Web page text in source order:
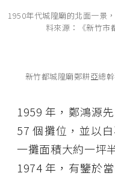
1950年代城隍廟的北面一景
料來源：《新竹市
新竹都城隍廟鄭耕亞總
1959 年，鄭鴻源
57 個攤位，並以
一攤面積大約一坪
1974 年，有鑒於